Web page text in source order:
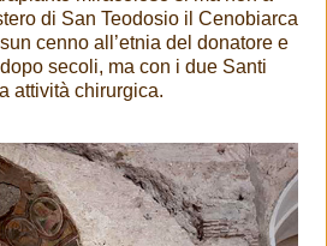
di San Teodosio il Cenobiarca
cenno all’etnia del donatore e
secoli, ma con i due Santi
attività chirurgica.